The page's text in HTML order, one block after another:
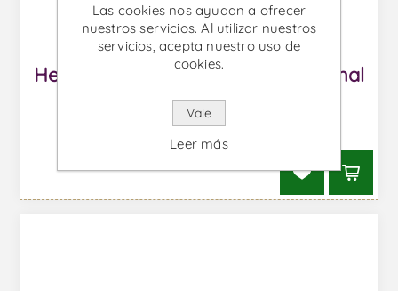
Herdade do Rocim Touriga Nacional
- Vino Tinto
Desde €16,09 IVA incl.
Las cookies nos ayudan a ofrecer
nuestros servicios. Al utilizar nuestros
servicios, acepta nuestro uso de
cookies.
Vale
Leer más